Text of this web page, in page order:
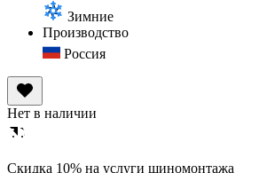
Зимние
Производство
Россия
Нет в наличии
Cкидка 10% на услуги шиномонтажа